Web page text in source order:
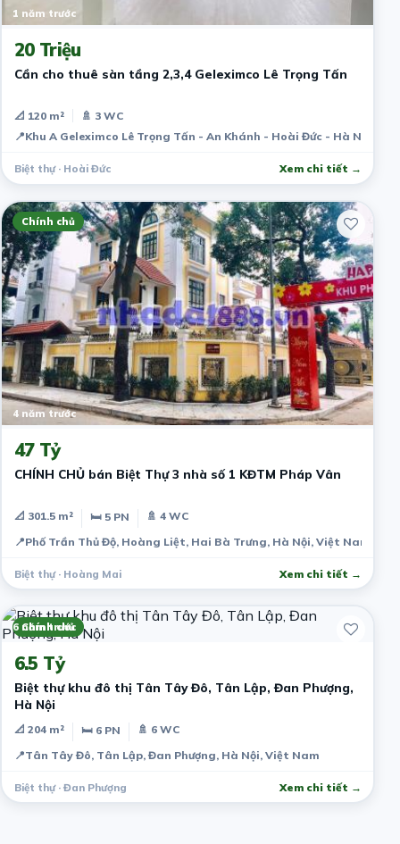
1 năm trước
20 Triệu
Cần cho thuê sàn tầng 2,3,4 Geleximco Lê Trọng Tấn
📐 120 m²
🚿 3 WC
📍Khu A Geleximco Lê Trọng Tấn - An Khánh - Hoài Đức - Hà Nội
Biệt thự · Hoài Đức Xem chi tiết →
Chính chủ
4 năm trước
47 Tỷ
CHÍNH CHỦ bán Biệt Thự 3 nhà số 1 KĐTM Pháp Vân
📐 301.5 m² 🛏 5 PN
🚿 4 WC
📍Phố Trần Thủ Độ, Hoàng Liệt, Hai Bà Trưng, Hà Nội, Việt Nam
Biệt thự · Hoàng Mai Xem chi tiết →
Chính chủ
6 năm trước
6.5 Tỷ
Biệt thự khu đô thị Tân Tây Đô, Tân Lập, Đan Phượng,
Hà Nội
📐 204 m² 🛏 6 PN
🚿 6 WC
📍Tân Tây Đô, Tân Lập, Đan Phượng, Hà Nội, Việt Nam
Biệt thự · Đan Phượng Xem chi tiết →